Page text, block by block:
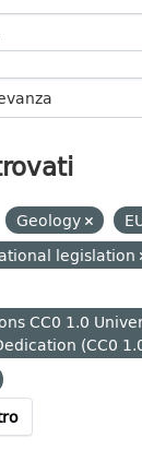
Geology
legislation
CC0 1.0
(CC0